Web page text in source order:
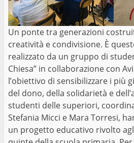
Un ponte tra generazioni
creatività e condivisione. È
realizzato da un gruppo di
Chiesa” in collaborazione con
l’obiettivo di sensibilizzare i più
del dono, della solidarietà e
studenti delle superiori,
Stefania Micci e Mara Torresi,
un progetto educativo rivolto